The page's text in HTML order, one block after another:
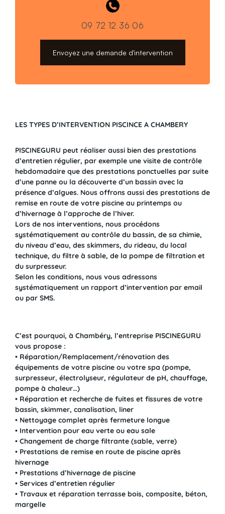
09 72 12 36 06
Envoyez une demande d'intervention
LES TYPES D’INTERVENTION PISCINCE A CHAMBERY
PISCINEGURU peut réaliser aussi bien des prestations
d’entretien régulier, par exemple une visite de contrôle
hebdomadaire que des prestations ponctuelles par suite
d’une panne ou la découverte d’un bassin avec la
présence d’algues. Nous offrons aussi des prestations de
remise en route de votre piscine au printemps ou
d’hivernage à l’approche de l’hiver.
Lors de nos interventions, nous procédons
systématiquement au contrôle du bassin, de sa chimie,
du niveau d’eau, des skimmers, du rideau, du local
technique, du filtre à sable, de la pompe de filtration et
du surpresseur.
Selon les conditions, nous vous adressons
systématiquement un rapport d’intervention par email
ou par SMS.
C’est pourquoi, à Chambéry, l’entreprise PISCINEGURU
vous propose :
• Réparation/Remplacement/rénovation des
équipements de votre piscine ou votre spa (pompe,
surpresseur, électrolyseur, régulateur de pH, chauffage,
pompe à chaleur…)
• Réparation et recherche de fuites et fissures de votre
bassin, skimmer, canalisation, liner
• Nettoyage complet après fermeture longue
• Intervention pour eau verte ou eau sale
• Changement de charge filtrante (sable, verre)
• Prestations de remise en route de piscine après
hivernage
• Prestations d’hivernage de piscine
• Services d’entretien régulier
• Travaux et réparation terrasse bois, composite, béton,
margelle